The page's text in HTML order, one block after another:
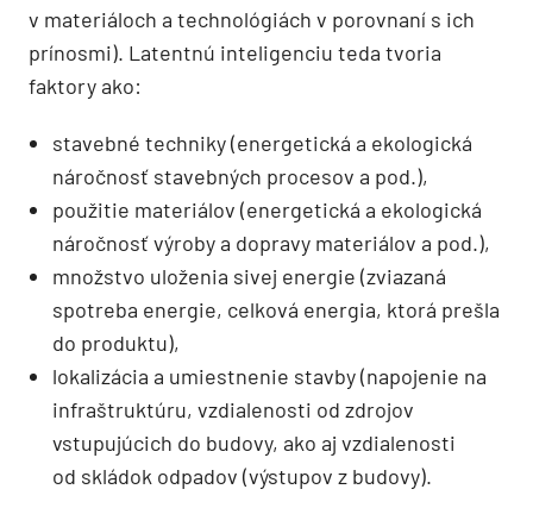
v materiáloch a technológiách v porovnaní s ich
prínosmi). Latentnú inteligenciu teda tvoria
faktory ako:
stavebné techniky (energetická a ekologická
náročnosť stavebných procesov a pod.),
použitie materiálov (energetická a ekologická
náročnosť výroby a dopravy mate­riálov a pod.),
množstvo uloženia sivej energie (zviazaná
spotreba energie, celková energia, ktorá prešla
do produktu),
lokalizácia a umiestnenie stavby (napojenie na
infraštruktúru, vzdialenosti od zdrojov
vstupujúcich do budovy, ako aj vzdialenosti
od skládok odpadov (výstupov z budovy).